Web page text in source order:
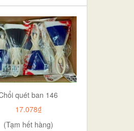
quét ban 146
17.078₫
(Tạm hết hàng)